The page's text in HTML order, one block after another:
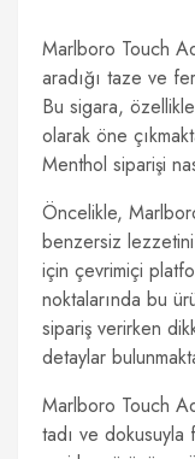
Marlboro Touch
aradığı taze ve
Bu sigara,
olarak öne
Menthol siparişi
Öncelikle,
benzersiz
için çevrimiçi
noktalarında bu
sipariş verirken
detaylar
Marlboro Touch
tadı ve dokusuyla